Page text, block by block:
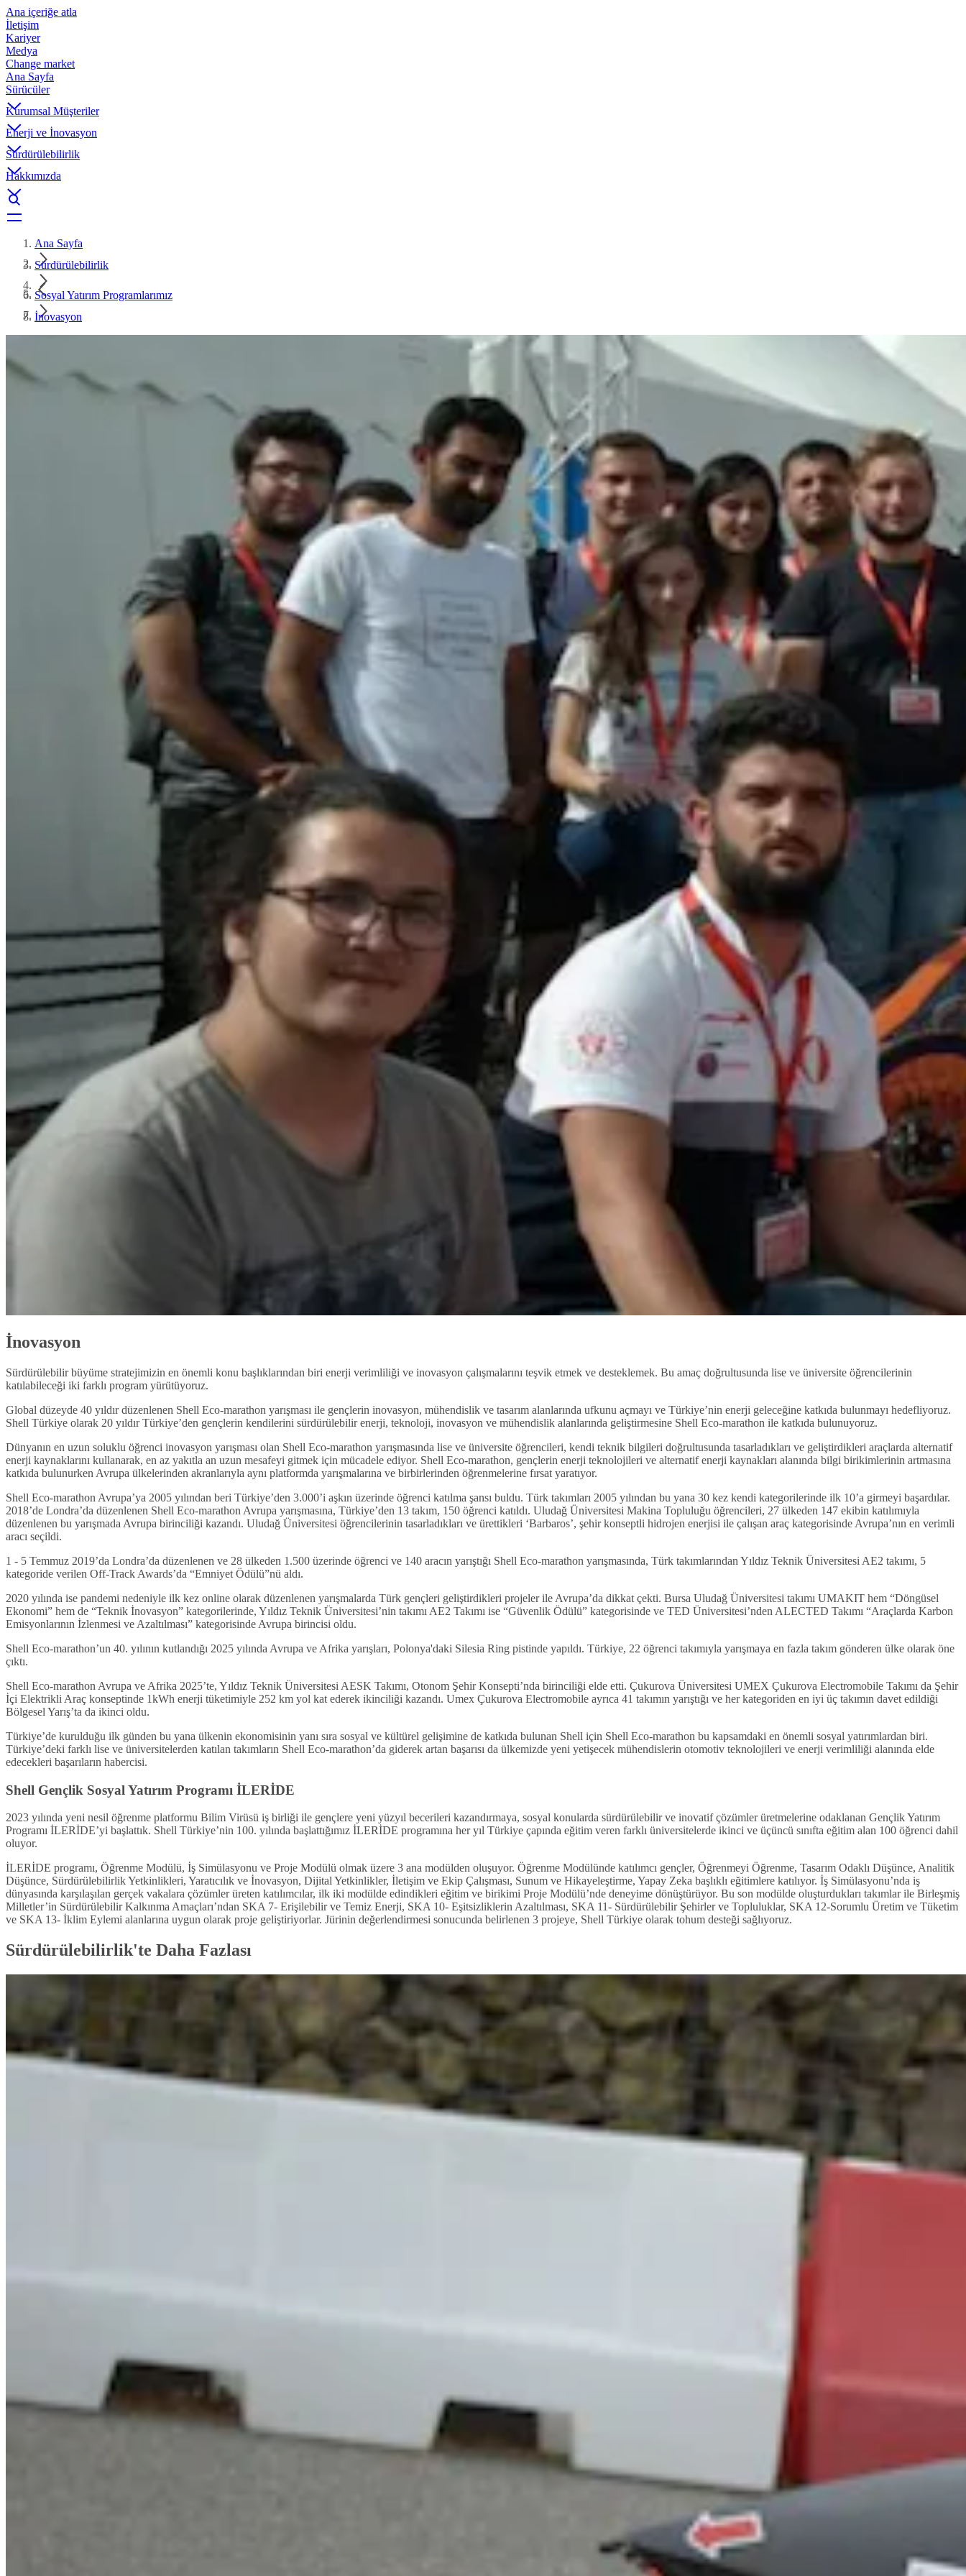
Ana içeriğe atla
İletişim
Kariyer
Medya
Change market
Ana Sayfa
Sürücüler
Kurumsal Müşteriler
Enerji ve İnovasyon
Sürdürülebilirlik
Hakkımızda
Ana Sayfa
Sürdürülebilirlik
Sosyal Yatırım Programlarımız
İnovasyon
İnovasyon
Sürdürülebilir büyüme stratejimizin en önemli konu başlıklarından biri enerji verimliliği ve inovasyon çalışmalarını teşvik etmek ve desteklemek. Bu amaç doğrultusunda lise ve üniversite öğrencilerinin
katılabileceği iki farklı program yürütüyoruz.
Global düzeyde 40 yıldır düzenlenen Shell Eco-marathon yarışması ile gençlerin inovasyon, mühendislik ve tasarım alanlarında ufkunu açmayı ve Türkiye’nin enerji geleceğine katkıda bulunmayı hedefliyoruz.
Shell Türkiye olarak 20 yıldır Türkiye’den gençlerin kendilerini sürdürülebilir enerji, teknoloji, inovasyon ve mühendislik alanlarında geliştirmesine Shell Eco-marathon ile katkıda bulunuyoruz.
Dünyanın en uzun soluklu öğrenci inovasyon yarışması olan Shell Eco-marathon yarışmasında lise ve üniversite öğrencileri, kendi teknik bilgileri doğrultusunda tasarladıkları ve geliştirdikleri araçlarda alternatif
enerji kaynaklarını kullanarak, en az yakıtla an uzun mesafeyi gitmek için mücadele ediyor. Shell Eco-marathon, gençlerin enerji teknolojileri ve alternatif enerji kaynakları alanında bilgi birikimlerinin artmasına
katkıda bulunurken Avrupa ülkelerinden akranlarıyla aynı platformda yarışmalarına ve birbirlerinden öğrenmelerine fırsat yaratıyor.
Shell Eco-marathon Avrupa’ya 2005 yılından beri Türkiye’den 3.000’i aşkın üzerinde öğrenci katılma şansı buldu. Türk takımları 2005 yılından bu yana 30 kez kendi kategorilerinde ilk 10’a girmeyi başardılar.
2018’de Londra’da düzenlenen Shell Eco-marathon Avrupa yarışmasına, Türkiye’den 13 takım, 150 öğrenci katıldı. Uludağ Üniversitesi Makina Topluluğu öğrencileri, 27 ülkeden 147 ekibin katılımıyla
düzenlenen bu yarışmada Avrupa birinciliği kazandı. Uludağ Üniversitesi öğrencilerinin tasarladıkları ve ürettikleri ‘Barbaros’, şehir konseptli hidrojen enerjisi ile çalışan araç kategorisinde Avrupa’nın en verimli
aracı seçildi.
1 - 5 Temmuz 2019’da Londra’da düzenlenen ve 28 ülkeden 1.500 üzerinde öğrenci ve 140 aracın yarıştığı Shell Eco-marathon yarışmasında, Türk takımlarından Yıldız Teknik Üniversitesi AE2 takımı, 5
kategoride verilen Off-Track Awards’da “Emniyet Ödülü”nü aldı.
2020 yılında ise pandemi nedeniyle ilk kez online olarak düzenlenen yarışmalarda Türk gençleri geliştirdikleri projeler ile Avrupa’da dikkat çekti. Bursa Uludağ Üniversitesi takımı UMAKIT hem “Döngüsel
Ekonomi” hem de “Teknik İnovasyon” kategorilerinde, Yıldız Teknik Üniversitesi’nin takımı AE2 Takımı ise “Güvenlik Ödülü” kategorisinde ve TED Üniversitesi’nden ALECTED Takımı “Araçlarda Karbon
Emisyonlarının İzlenmesi ve Azaltılması” kategorisinde Avrupa birincisi oldu.
Shell Eco-marathon’un 40. yılının kutlandığı 2025 yılında Avrupa ve Afrika yarışları, Polonya'daki Silesia Ring pistinde yapıldı. Türkiye, 22 öğrenci takımıyla yarışmaya en fazla takım gönderen ülke olarak öne
çıktı.
Shell Eco-marathon Avrupa ve Afrika 2025’te, Yıldız Teknik Üniversitesi AESK Takımı, Otonom Şehir Konsepti’nda birinciliği elde etti. Çukurova Üniversitesi UMEX Çukurova Electromobile Takımı da Şehir
İçi Elektrikli Araç konseptinde 1kWh enerji tüketimiyle 252 km yol kat ederek ikinciliği kazandı. Umex Çukurova Electromobile ayrıca 41 takımın yarıştığı ve her kategoriden en iyi üç takımın davet edildiği
Bölgesel Yarış’ta da ikinci oldu.
Türkiye’de kurulduğu ilk günden bu yana ülkenin ekonomisinin yanı sıra sosyal ve kültürel gelişimine de katkıda bulunan Shell için Shell Eco-marathon bu kapsamdaki en önemli sosyal yatırımlardan biri.
Türkiye’deki farklı lise ve üniversitelerden katılan takımların Shell Eco-marathon’da giderek artan başarısı da ülkemizde yeni yetişecek mühendislerin otomotiv teknolojileri ve enerji verimliliği alanında elde
edecekleri başarıların habercisi.
Shell Gençlik Sosyal Yatırım Programı İLERİDE
2023 yılında yeni nesil öğrenme platformu Bilim Virüsü iş birliği ile gençlere yeni yüzyıl becerileri kazandırmaya, sosyal konularda sürdürülebilir ve inovatif çözümler üretmelerine odaklanan Gençlik Yatırım
Programı İLERİDE’yi başlattık. Shell Türkiye’nin 100. yılında başlattığımız İLERİDE programına her yıl Türkiye çapında eğitim veren farklı üniversitelerde ikinci ve üçüncü sınıfta eğitim alan 100 öğrenci dahil
oluyor.
İLERİDE programı, Öğrenme Modülü, İş Simülasyonu ve Proje Modülü olmak üzere 3 ana modülden oluşuyor. Öğrenme Modülünde katılımcı gençler, Öğrenmeyi Öğrenme, Tasarım Odaklı Düşünce, Analitik
Düşünce, Sürdürülebilirlik Yetkinlikleri, Yaratıcılık ve İnovasyon, Dijital Yetkinlikler, İletişim ve Ekip Çalışması, Sunum ve Hikayeleştirme, Yapay Zeka başlıklı eğitimlere katılıyor. İş Simülasyonu’nda iş
dünyasında karşılaşılan gerçek vakalara çözümler üreten katılımcılar, ilk iki modülde edindikleri eğitim ve birikimi Proje Modülü’nde deneyime dönüştürüyor. Bu son modülde oluşturdukları takımlar ile Birleşmiş
Milletler’in Sürdürülebilir Kalkınma Amaçları’ndan SKA 7- Erişilebilir ve Temiz Enerji, SKA 10- Eşitsizliklerin Azaltılması, SKA 11- Sürdürülebilir Şehirler ve Topluluklar, SKA 12-Sorumlu Üretim ve Tüketim
ve SKA 13- İklim Eylemi alanlarına uygun olarak proje geliştiriyorlar. Jürinin değerlendirmesi sonucunda belirlenen 3 projeye, Shell Türkiye olarak tohum desteği sağlıyoruz.
Sürdürülebilirlik'te Daha Fazlası